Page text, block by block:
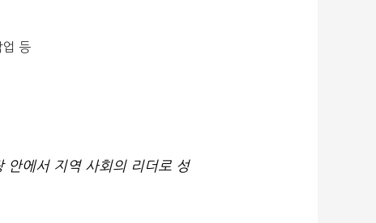
업 등
안에서 지역 사회의 리더로 성